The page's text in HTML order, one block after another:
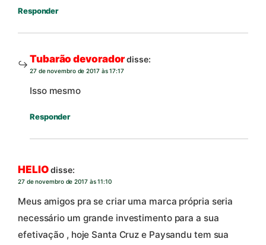
Responder
Tubarão devoradordisse:
27 de novembro de 2017 às 17:17
Isso mesmo
Responder
HELIO disse:
27 de novembro de 2017 às 11:10
Meus amigos pra se criar uma marca própria seria
necessário um grande investimento para a sua
efetivação , hoje Santa Cruz e Paysandu tem sua